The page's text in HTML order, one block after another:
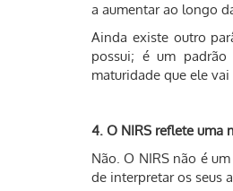
a aumentar ao longo
Ainda existe outro
possui; é um
maturidade que ele
4. O NIRS reflete uma
Não. O NIRS não é
de interpretar os seus